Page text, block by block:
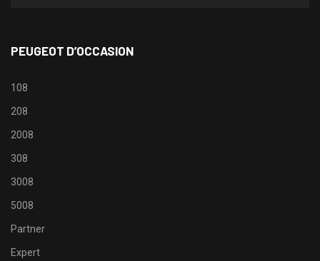
PEUGEOT D’OCCASION
108
208
2008
308
3008
5008
Partner
Expert